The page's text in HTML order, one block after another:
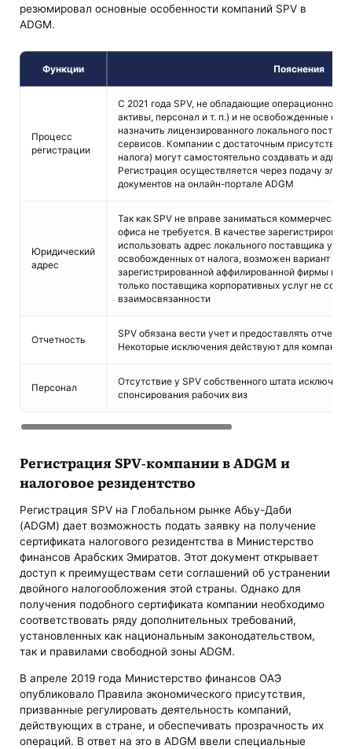
резюмировал основные особенности компаний SPV в
ADGM.
Функции Пояснения
Процесс
регистрации
С 2021 года SPV, не обладающие операционной
активы, персонал и т. п.) и не освобожденные от
назначить лицензированного локального
сервисов. Компании с достаточным
налога) могут самостоятельно создавать и
Регистрация осуществляется через подачу
документов на онлайн-портале ADGM
Юридический
адрес
Так как SPV не вправе заниматься
офиса не требуется. В качестве
использовать адрес локального поставщика
освобожденных от налога, возможен вариант
зарегистрированной аффилированной фирмы в
только поставщика корпоративных услуг не
взаимосвязанности
Отчетность
SPV обязана вести учет и предоставлять отчеты
Некоторые исключения действуют для компаний
Персонал
Отсутствие у SPV собственного штата
спонсирования рабочих виз
Регистрация SPV-компании в ADGM и
налоговое резидентство
Регистрация SPV на Глобальном рынке Абьу-Даби
(ADGM) дает возможность подать заявку на получение
сертификата налогового резидентства в Министерство
финансов Арабских Эмиратов. Этот документ открывает
доступ к преимуществам сети соглашений об устранении
двойного налогообложения этой страны. Однако для
получения подобного сертификата компании необходимо
соответствовать ряду дополнительных требований,
установленных как национальным законодательством,
так и правилами свободной зоны ADGM.
В апреле 2019 года Министерство финансов ОАЭ
опубликовало Правила экономического присутствия,
призванные регулировать деятельность компаний,
действующих в стране, и обеспечивать прозрачность их
операций. В ответ на это в ADGM ввели специальные